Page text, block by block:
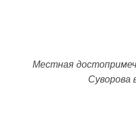
Местная
Суворова